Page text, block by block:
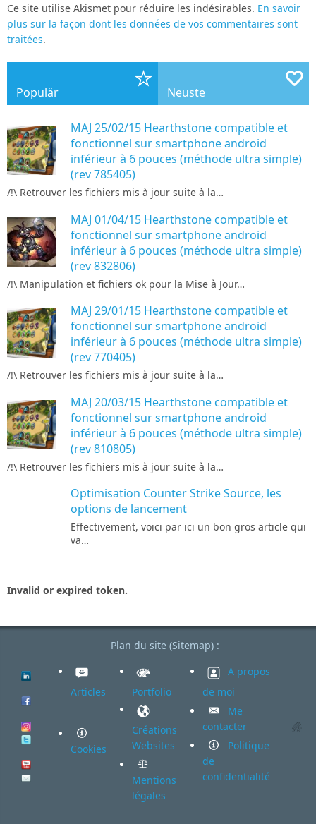
Ce site utilise Akismet pour réduire les indésirables. En savoir
plus sur la façon dont les données de vos commentaires sont
traitées.
Populär Neuste
MAJ 25/02/15 Hearthstone compatible et
fonctionnel sur smartphone android
inférieur à 6 pouces (méthode ultra simple)
(rev 785405)
/!\ Retrouver les fichiers mis à jour suite à la…
MAJ 01/04/15 Hearthstone compatible et
fonctionnel sur smartphone android
inférieur à 6 pouces (méthode ultra simple)
(rev 832806)
/!\ Manipulation et fichiers ok pour la Mise à Jour…
MAJ 29/01/15 Hearthstone compatible et
fonctionnel sur smartphone android
inférieur à 6 pouces (méthode ultra simple)
(rev 770405)
/!\ Retrouver les fichiers mis à jour suite à la…
MAJ 20/03/15 Hearthstone compatible et
fonctionnel sur smartphone android
inférieur à 6 pouces (méthode ultra simple)
(rev 810805)
/!\ Retrouver les fichiers mis à jour suite à la…
Optimisation Counter Strike Source, les
options de lancement
Effectivement, voici par ici un bon gros article qui
va…
Invalid or expired token.
Plan du site (Sitemap) :
Articles
Cookies
Portfolio
Créations
Websites
Mentions
légales
A propos
de moi
Me
contacter
Politique
de
confidentialité